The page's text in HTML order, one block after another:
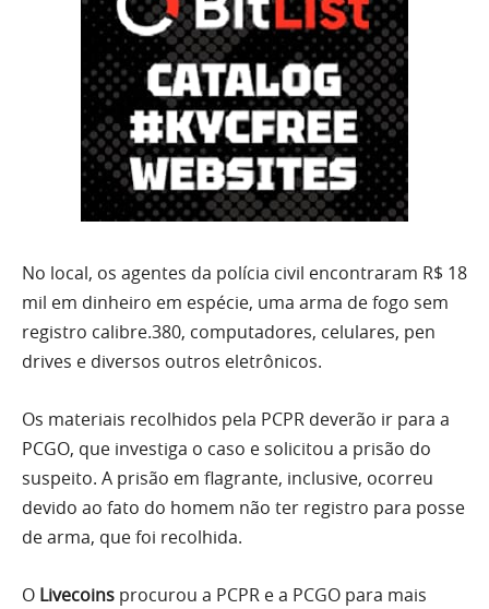
No local, os agentes da polícia civil encontraram R$ 18
mil em dinheiro em espécie, uma arma de fogo sem
registro calibre.380, computadores, celulares, pen
drives e diversos outros eletrônicos.
Os materiais recolhidos pela PCPR deverão ir para a
PCGO, que investiga o caso e solicitou a prisão do
suspeito. A prisão em flagrante, inclusive, ocorreu
devido ao fato do homem não ter registro para posse
de arma, que foi recolhida.
O Livecoins procurou a PCPR e a PCGO para mais